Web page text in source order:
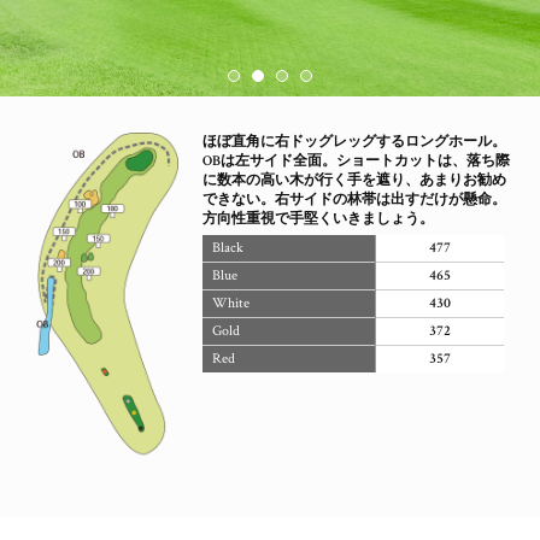
ほぼ直角に右ドッグレッグするロングホール。
OBは左サイド全面。ショートカットは、落ち際
に数本の高い木が行く手を遮り、あまりお勧め
できない。右サイドの林帯は出すだけが懸命。
方向性重視で手堅くいきましょう。
Black
477
Blue
465
White
430
Gold
372
Red
357